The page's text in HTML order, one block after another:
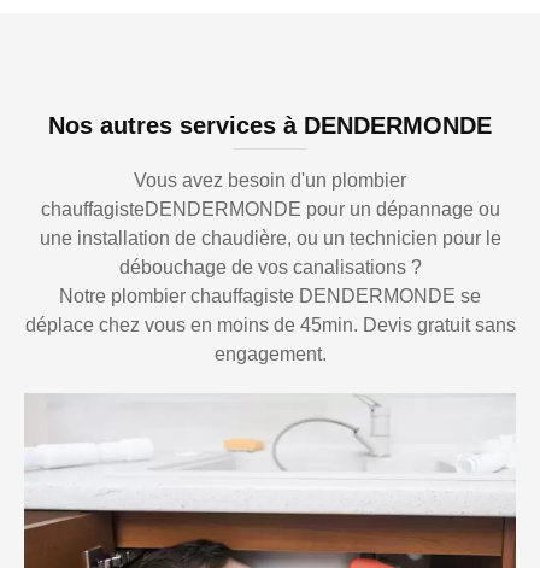
Nos autres services à DENDERMONDE
Vous avez besoin d'un plombier
chauffagisteDENDERMONDE pour un dépannage ou
une installation de chaudière, ou un technicien pour le
débouchage de vos canalisations ?
Notre plombier chauffagiste DENDERMONDE se
déplace chez vous en moins de 45min. Devis gratuit sans
engagement.